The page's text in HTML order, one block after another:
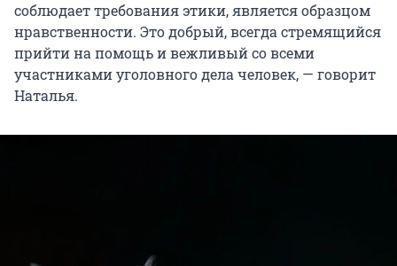
соблюдает требования этики, является образцом
нравственности. Это добрый, всегда стремящийся
прийти на помощь и вежливый со всеми
участниками уголовного дела человек, — говорит
Наталья.